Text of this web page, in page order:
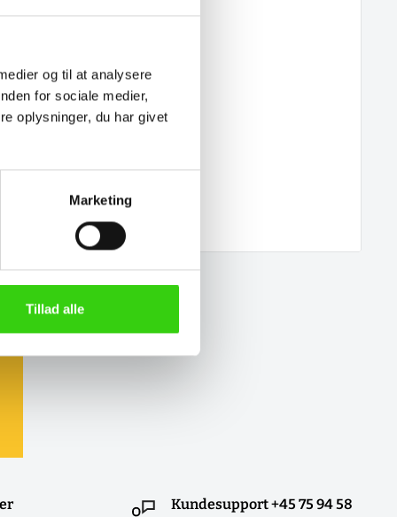
og til at analysere
for sociale medier,
oplysninger, du har givet
Marketing
Tillad alle
Kundesupport +45 75 94 58